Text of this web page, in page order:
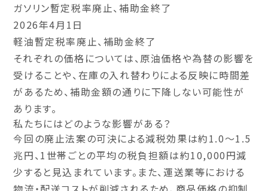
ガソリン暫定税率廃止、補助金終了
2026年4月1日
軽油暫定税率廃止、補助金終了
それぞれの価格については、原油価格や為替の影響を
受けることや、在庫の入れ替わりによる反映に時間差
があるため、補助金額の通りに下降しない可能性が
あります。
私たちにはどのような影響がある？
今回の廃止法案の可決による減税効果は約1.0～1.5
兆円、1世帯ごとの平均の税負担額は約10,000円減
少すると見込まれています。また、運送業等における